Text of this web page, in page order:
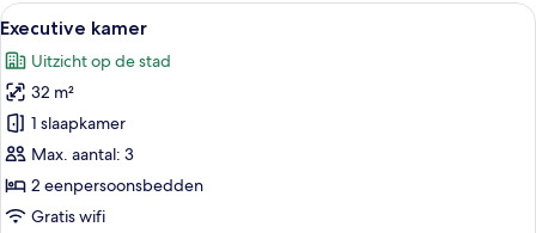
Alle
foto's
voor
Executive
kamer
laden
Een moderne hotelkamer met een
5
Executive kamer
Uitzicht op de stad
32 m²
1 slaapkamer
Max. aantal: 3
2 eenpersoonsbedden
Gratis wifi